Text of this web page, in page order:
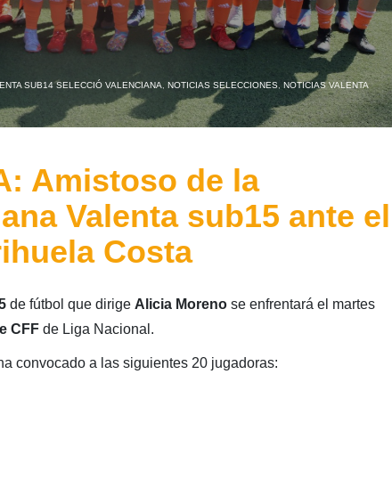
SUB14 SELECCIÓ VALENCIANA NOTICIAS SELECCIONES, NOTICIAS VALENTA
Amistoso de la
Valenta sub15 ante el
Costa
de fútbol que dirige Alicia Morenose enfrentará el martes
CFF de Liga Nacional.
convocado a las siguientes 20 jugadoras: